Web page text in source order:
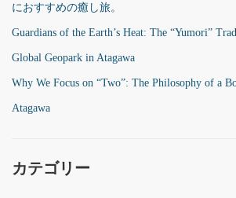
におすすめの癒し旅。
Guardians of the Earth’s Heat: The “Yumori”
Global Geopark in Atagawa
Why We Focus on “Two”: The Philosophy of a
Atagawa
カテゴリー